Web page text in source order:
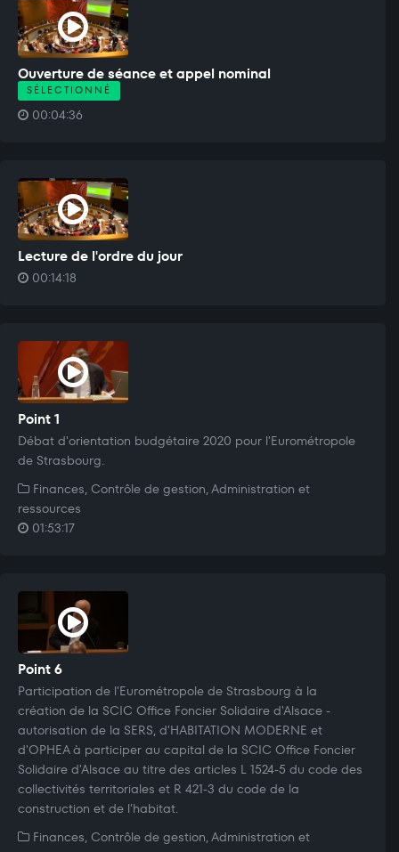
Ouverture de séance et appel nominal
SÉLECTIONNÉ
00:04:36
Lecture de l'ordre du jour
00:14:18
Point 1
Débat d'orientation budgétaire 2020 pour l'Eurométropole
de Strasbourg.
Finances, Contrôle de gestion, Administration et
ressources
01:53:17
Point 6
Participation de l'Eurométropole de Strasbourg à la
création de la SCIC Office Foncier Solidaire d'Alsace -
autorisation de la SERS, d'HABITATION MODERNE et
d'OPHEA à participer au capital de la SCIC Office Foncier
Solidaire d'Alsace au titre des articles L 1524-5 du code des
collectivités territoriales et R 421-3 du code de la
construction et de l'habitat.
Finances, Contrôle de gestion, Administration et